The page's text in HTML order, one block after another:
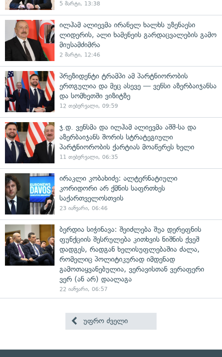
5 მარტი, 13:38
ილჰამ ალიევმა ირანელ ხალხს უზენაესი
ლიდერის, ალი ხამენეის გარდაცვალების გამო
მიუსამძიმრა
2 მარტი, 12:46
პრეზიდენტი ტრამპი ამ პარტნიორობის
ერთგულია და მეც ასევე — ვენსი აზერბაიჯანსა
და სომხეთში ვიზიტზე
12 თებერვალი, 09:59
ჯ.დ. ვენსმა და ილჰამ ალიევმა აშშ-სა და
აზერბაიჯანს შორის სტრატეგიული
პარტნიორობის ქარტიას მოაწერეს ხელი
11 თებერვალი, 06:35
ირაკლი კობახიძე: ალტერნატიული
კორიდორი არ ქმნის საფრთხეს
საქართველოსთვის
23 იანვარი, 06:46
ბერდია სიჭინავა: შეიძლება შუა დერეფნის
ფუნქციის შესრულება კითხვის ნიშნის ქვეშ
დადგეს, რადგან ხელისუფლებაშია ძალა,
რომელიც პოლიტიკურად იმდენად
გამოთაყვანებულია, ვერავისთან ვერაფერი
ვერ (ან არ) დაალაგა
22 იანვარი, 06:57
უფრო ძველი